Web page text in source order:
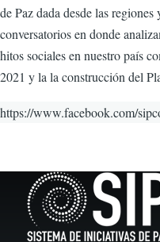
de Paz dada desde las
conversatorios en donde
hitos sociales en nuestro país
2021 y la la construcción del
https://www.facebook.com/